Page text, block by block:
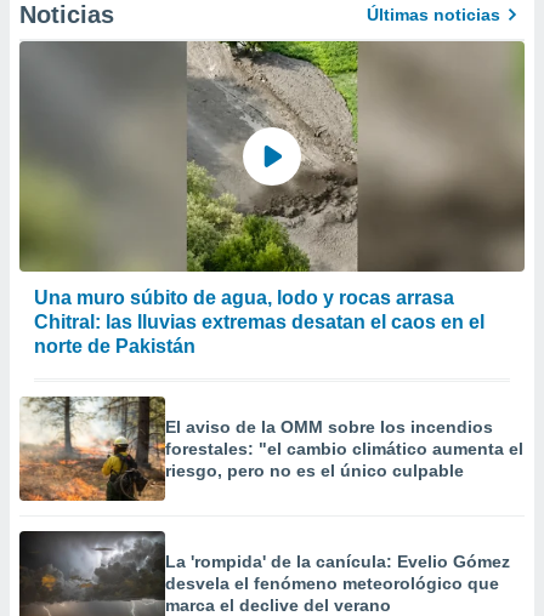
Noticias Últimas noticias
Una muro súbito de agua, lodo y rocas arrasa
Chitral: las lluvias extremas desatan el caos en el
norte de Pakistán
El aviso de la OMM sobre los incendios
forestales: "el cambio climático aumenta el
riesgo, pero no es el único culpable
La 'rompida' de la canícula: Evelio Gómez
desvela el fenómeno meteorológico que
marca el declive del verano